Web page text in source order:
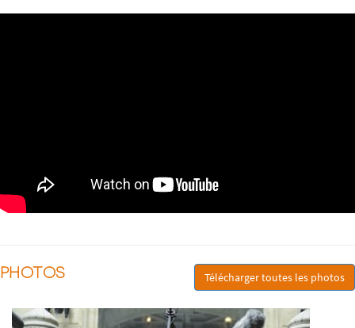
PHOTOS Télécharger toutes les photos